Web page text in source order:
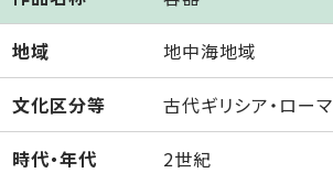
地域 地中海地域
文化区分等 古代ギリシア・ローマ
時代・年代 2世紀